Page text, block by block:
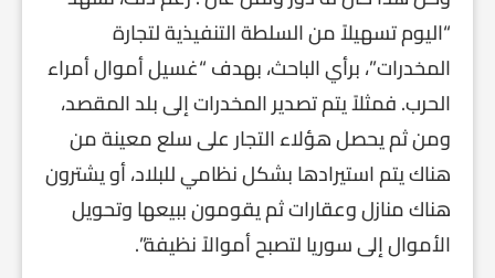
“اليوم تسهيلاً من السلطة التنفيذية لتجارة
المخدرات”، برأي الباحث، بهدف “غسيل أموال أمراء
الحرب. فمثلاً يتم تصدير المخدرات إلى بلد المقصد،
ومن ثم يحصل هؤلاء التجار على سلع معينة من
هناك يتم استيرادها بشكل نظامي للبلاد، أو يشترون
هناك منازل وعقارات ثم يقومون ببيعها وتحويل
الأموال إلى سوريا لتصبح أموالاً نظيفة”.